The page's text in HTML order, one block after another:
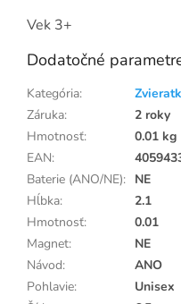
Vek 3+
Dodatočné
Kategória:
Záruka:
2 roky
Hmotnosť:
0.01 kg
EAN:
Baterie (ANO/NE): NE
Hĺbka:
2.1
Hmotnosť:
0.01
Magnet:
NE
Návod:
ANO
Pohlavie:
Unisex